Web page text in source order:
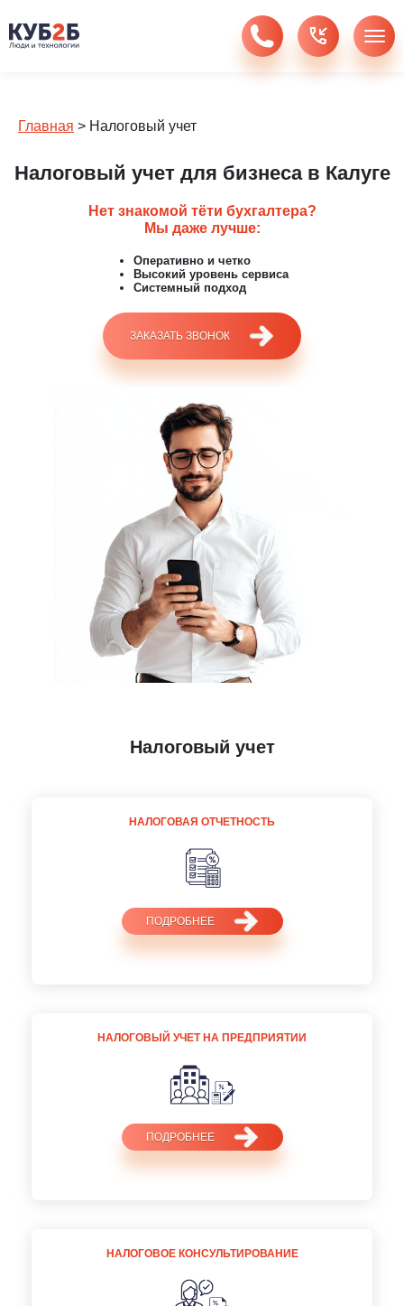
Главная > Налоговый учет
Налоговый учет для бизнеса в Калуге
Нет знакомой тёти бухгалтера?
Мы даже лучше:
Оперативно и четко
Высокий уровень сервиса
Системный подход
ЗАКАЗАТЬ ЗВОНОК
Налоговый учет
НАЛОГОВАЯ ОТЧЕТНОСТЬ
ПОДРОБНЕЕ
НАЛОГОВЫЙ УЧЕТ НА ПРЕДПРИЯТИИ
ПОДРОБНЕЕ
НАЛОГОВОЕ КОНСУЛЬТИРОВАНИЕ